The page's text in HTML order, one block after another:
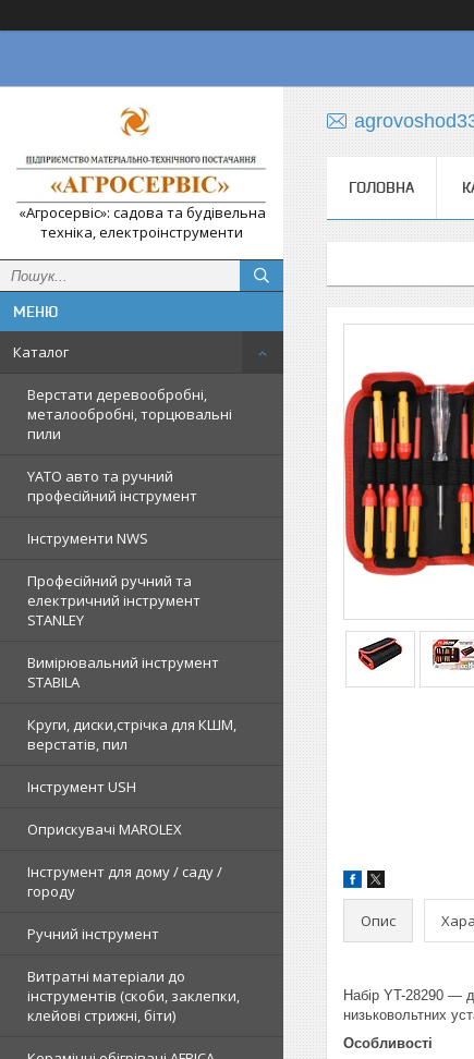
«Агросервіс»: садова та будівельна
техніка, електроінструменти
Каталог
Верстати деревообробні,
металообробні, торцювальні
пили
YATO авто та ручний
професійний інструмент
Інструменти NWS
Професійний ручний та
електричний інструмент
STANLEY
Вимірювальний інструмент
STABILA
Круги, диски,стрічка для КШМ,
верстатів, пил
Інструмент USH
Оприскувачі MAROLEX
Інструмент для дому / саду /
городу
Ручний інструмент
Витратні матеріали до
інструментів (скоби, заклепки,
клейові стрижні, біти)
ГОЛОВНА
Опис
Набір YT-28290 —
низьковольтних
Особливості